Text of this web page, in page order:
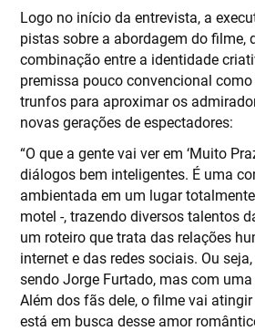
Logo no início da entrevista, a
pistas sobre a abordagem do filme,
combinação entre a identidade
premissa pouco convencional
trunfos para aproximar os
novas gerações de espectadores:
“O que a gente vai ver em ‘Muito
diálogos bem inteligentes. É uma
ambientada em um lugar
motel -, trazendo diversos talentos
um roteiro que trata das relações
internet e das redes sociais. Ou
sendo Jorge Furtado, mas com
Além dos fãs dele, o filme vai
está em busca desse amor